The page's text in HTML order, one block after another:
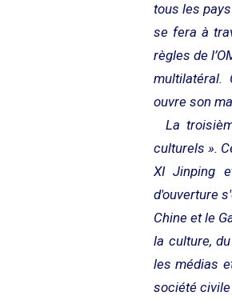
tous les
se fera à
règles de
multilatéral.
ouvre son
La
culturels ».
XI Jinping
d'ouverture
Chine et le
la culture,
les médias
société